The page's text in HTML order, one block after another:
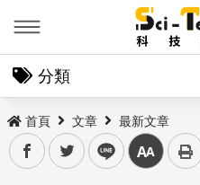
分類
首頁 文章 最新文章
facebooktwitter line 中